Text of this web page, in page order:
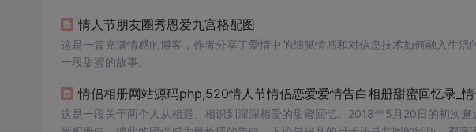
情人节朋友圈秀恩爱九宫格配图
这是一篇充满情感的博客，作者分享了爱情中的细腻情感和对信息技术如何融入生
一段甜蜜的故事。
情侣相册网站源码php,520情人节情侣恋爱爱情告白相册甜蜜回忆录_
这是一段关于两个人从相遇、相识到深深相爱的甜蜜回忆。2018年5月20日的初次